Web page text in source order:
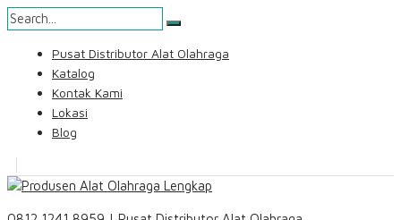
content
Pusat Distributor Alat Olahraga
Katalog
Kontak Kami
Lokasi
Blog